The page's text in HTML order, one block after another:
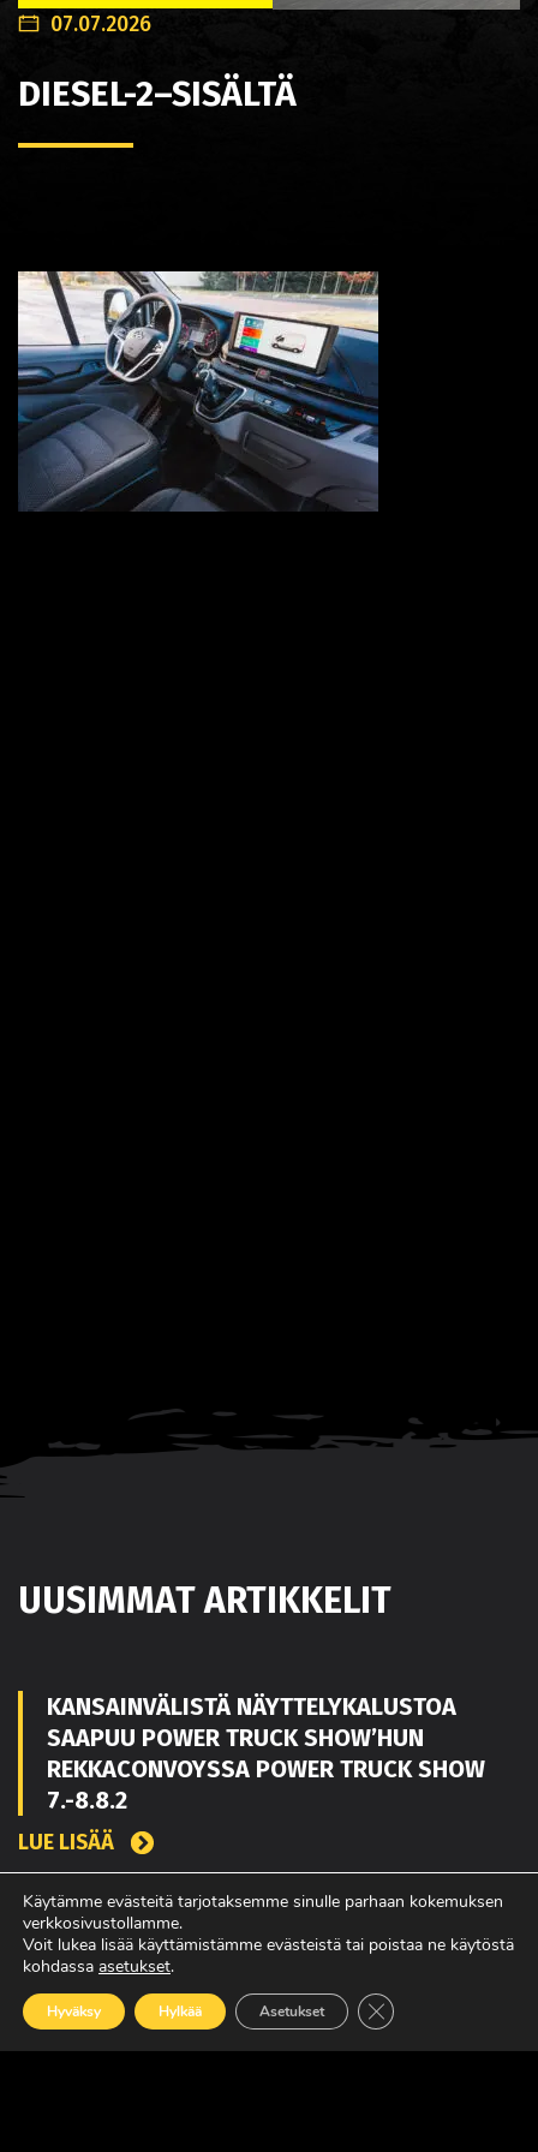
07.07.2026
DIESEL-2–SISÄLTÄ
UUSIMMAT ARTIKKELIT
KANSAINVÄLISTÄ NÄYTTELYKALUSTOA
SAAPUU POWER TRUCK SHOW’HUN
REKKACONVOYSSA POWER TRUCK SHOW
7.-8.8.2
LUE LISÄÄ
TOUKO KAAKKO VAHVISTAMAAN MATEKON
MYYNTIÄ PIRKANMAALLA
LUE LISÄÄ
Käytämme evästeitä tarjotaksemme sinulle parhaan kokemuksen
verkkosivustollamme.
Voit lukea lisää käyttämistämme evästeistä tai poistaa ne käytöstä
kohdassa asetukset.
Hyväksy Hylkää Asetukset Sulje evästebanneri